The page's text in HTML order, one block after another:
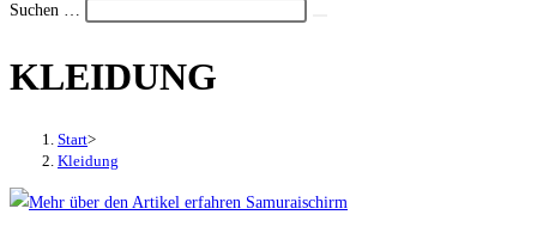
Suchen …
den
das
KLEIDUNG
Start>
Kleidung